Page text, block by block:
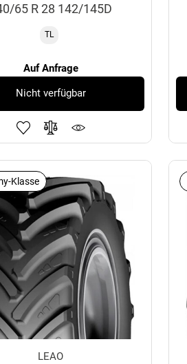
65 R 28 142/145D
TL
Auf Anfrage
Nicht verfügbar
Klasse
LEAO